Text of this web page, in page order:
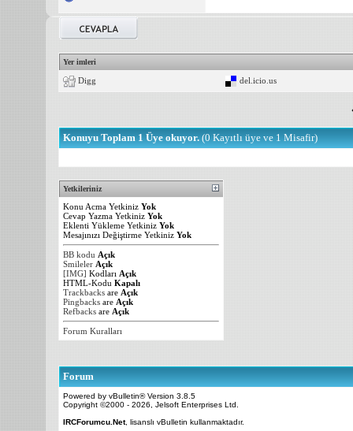
Yer imleri
Digg del.icio.us
Konuyu Toplam 1 Üye okuyor. (0 Kayıtlı üye ve 1 Misafir)
Yetkileriniz
Konu Acma Yetkiniz Yok
Cevap Yazma Yetkiniz Yok
Eklenti Yükleme Yetkiniz Yok
Mesajınızı Değiştirme Yetkiniz Yok
BB kodu Açık
Smileler Açık
[IMG] Kodları Açık
HTML-Kodu Kapalı
Trackbacks are Açık
Pingbacks are Açık
Refbacks are Açık
Forum Kuralları
Forum
Powered by vBulletin® Version 3.8.5
Copyright ©2000 - 2026, Jelsoft Enterprises Ltd.
IRCForumcu.Net, lisanslı vBulletin kullanmaktadır.